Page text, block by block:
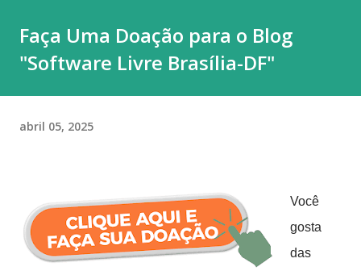
Faça Uma Doação para o Blog
"Software Livre Brasília-DF"
abril 05, 2025
Você
gosta
das